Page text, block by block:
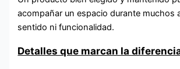
acompañar un espacio durante muchos
sentido ni funcionalidad.
Detalles que marcan la